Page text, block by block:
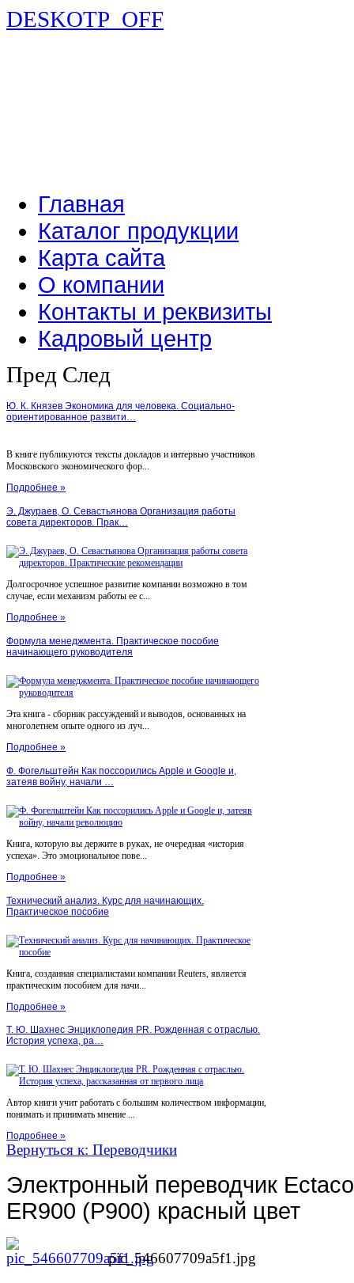
DESKOTP_OFF
Главная
Каталог продукции
Карта сайта
О компании
Контакты и реквизиты
Кадровый центр
Пред След
Ю. К. Князев Экономика для человека. Социально-
ориентированное развити…
В книге публикуются тексты докладов и интервью участников
Московского экономического фор...
Подробнее »
Э. Джураев, О. Севастьянова Организация работы
совета директоров. Прак…
Долгосрочное успешное развитие компании возможно в том
случае, если механизм работы ее с...
Подробнее »
Формула менеджмента. Практическое пособие
начинающего руководителя
Эта книга - сборник рассуждений и выводов, основанных на
многолетнем опыте одного из луч...
Подробнее »
Ф. Фогельштейн Как поссорились Apple и Google и,
затеяв войну, начали …
Книга, которую вы держите в руках, не очередная «история
успеха». Это эмоциональное пове...
Подробнее »
Технический анализ. Курс для начинающих.
Практическое пособие
Книга, созданная специалистами компании Reuters, является
практическим пособием для начи...
Подробнее »
Т. Ю. Шахнес Энциклопедия PR. Рожденная с отраслью.
История успеха, ра…
Автор книги учит работать с большим количеством информации,
понимать и принимать мнение ...
Подробнее »
Вернуться к: Переводчики
Электронный переводчик
ER900 (P900) красный цвет
pic_546607709a5f1.jpg